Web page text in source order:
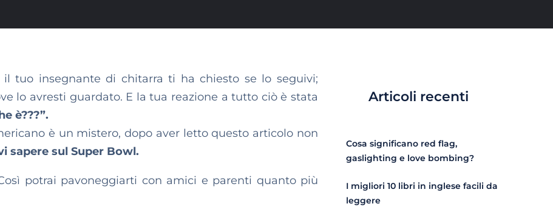
il tuo insegnante di chitarra ti ha chiesto se lo seguivi;
lo avresti guardato. E la tua reazione a tutto ciò è stata
è???”.
è un mistero, dopo aver letto questo articolo non
sapere sul Super Bowl.
potrai pavoneggiarti con amici e parenti quanto più
Articoli recenti
Cosa significano red flag,
gaslighting e love bombing?
I migliori 10 libri in inglese facili da
leggere